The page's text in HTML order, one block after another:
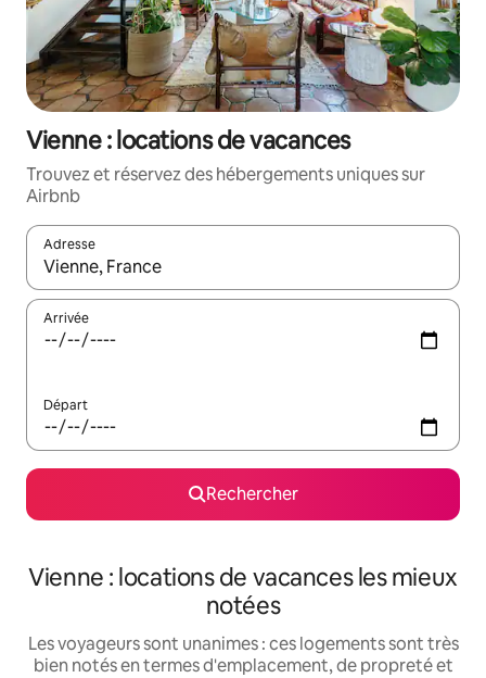
Vienne : locations de vacances
Trouvez et réservez des hébergements uniques sur
Airbnb
Adresse
Lorsque les résultats s'affichent, utilisez les flèches vers le
Arrivée
Départ
Rechercher
Vienne : locations de vacances les mieux
notées
Les voyageurs sont unanimes : ces logements sont très
bien notés en termes d'emplacement, de propreté et